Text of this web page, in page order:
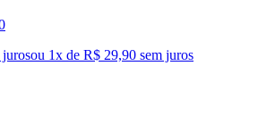
ou 1x de R$ 29,90 sem juros